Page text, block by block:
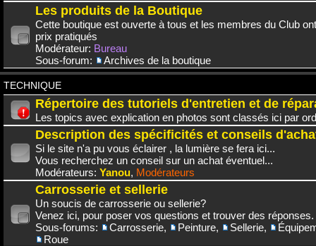
Les produits de la Boutique
Cette boutique est ouverte à tous et les membres du Club
prix pratiqués
Modérateur: Bureau
Sous-forum:
Archives de la boutique
TECHNIQUE
Répertoire des tutoriels d'entretien et de
Les topics avec explication en photos sont classés ici par
Description des spécificités et conseils
Si le site n'a pu vous éclairer , la lumière se fera ici...
Vous recherchez un conseil sur un achat éventuel...
Modérateurs: Yanou, Modérateurs
Carrosserie et sellerie
Un soucis de carrosserie ou sellerie?
Venez ici, pour poser vos questions et trouver des réponses.
Sous-forums:
Carrosserie, Peinture, Sellerie,
Roue